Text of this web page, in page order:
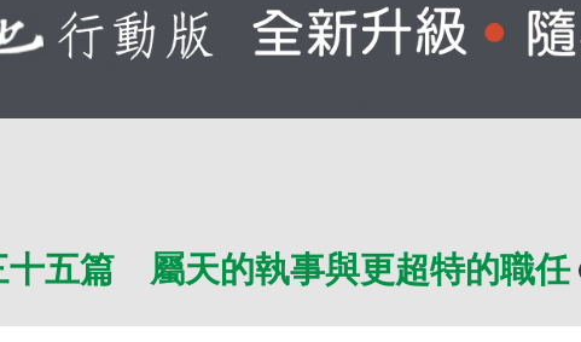
十五篇 屬天的執事與更超特的職任